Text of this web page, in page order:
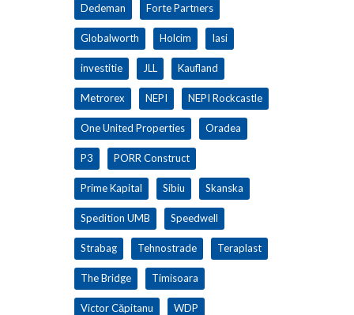
Dedeman Forte Partners
Globalworth Holcim Iasi
investitie JLL Kaufland
Metrorex NEPI NEPI Rockcastle
One United Properties Oradea
P3 PORR Construct
Prime Kapital Sibiu Skanska
Spedition UMB Speedwell
Strabag Tehnostrade Teraplast
The Bridge Timisoara
Victor Căpitanu WDP